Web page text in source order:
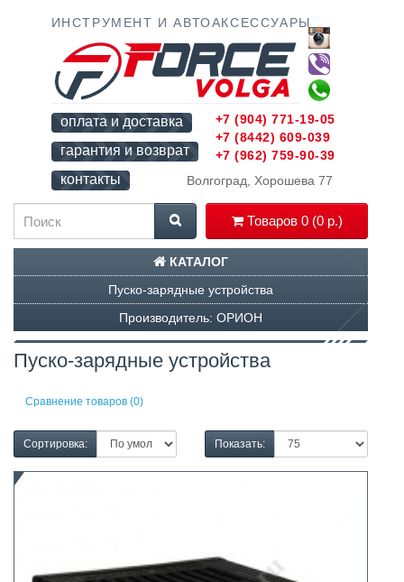
ИНСТРУМЕНТ И АВТОАКСЕССУАРЫ
оплата и доставка
гарантия и возврат
контакты
Волгоград, Хорошева 77
Товаров 0 (0 р.)
+7 (904) 771-19-05
+7 (8442) 609-039
+7 (962) 759-90-39
КАТАЛОГ
Пуско-зарядные устройства
Производитель: ОРИОН
Пуско-зарядные устройства
Сравнение товаров (0)
Сортировка: Показать: